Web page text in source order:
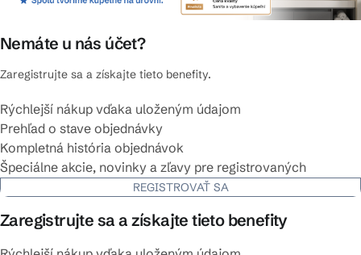
Nemáte u nás účet?
Zaregistrujte sa a získajte tieto benefity.
Rýchlejší nákup vďaka uloženým údajom
Prehľad o stave objednávky
Kompletná história objednávok
Špeciálne akcie, novinky a zľavy pre registrovaných
REGISTROVAŤ SA
Zaregistrujte sa a získajte tieto benefity